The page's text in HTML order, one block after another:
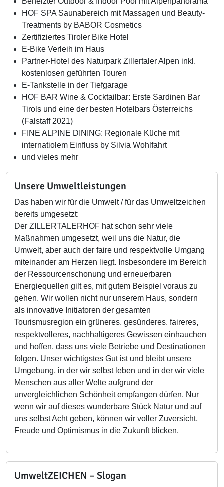
HOF SPA Saunabereich mit Massagen und Beauty-
Treatments by BABOR Cosmetics
Zertifiziertes Tiroler Bike Hotel
E-Bike Verleih im Haus
Partner-Hotel des Naturpark Zillertaler Alpen inkl.
kostenlosen geführten Touren
E-Tankstelle in der Tiefgarage
HOF BAR Wine & Cocktailbar: Erste Sardinen Bar
Tirols und eine der besten Hotelbars Österreichs
(Falstaff 2021)
FINE ALPINE DINING: Regionale Küche mit
internatiolem Einfluss by Silvia Wohlfahrt
und vieles mehr
Unsere Umweltleistungen
Das haben wir für die Umwelt / für das Umweltzeichen
bereits umgesetzt:
Der ZILLERTALERHOF hat schon sehr viele
Maßnahmen umgesetzt, weil uns die Natur, die
Umwelt, aber auch der faire und respektvolle Umgang
miteinander am Herzen liegt. Insbesondere im Bereich
der Ressourcenschonung und erneuerbaren
Energiequellen gilt es, mit gutem Beispiel voraus zu
gehen. Wir wollen nicht nur unserem Haus, sondern
als innovative Initiatoren der gesamten
Tourismusregion ein grüneres, gesünderes, faireres,
respektvolleres, nachhaltigeres Gewissen einhauchen
und hoffen, dass uns viele Betriebe und Destinationen
folgen. Unser wichtigstes Gut ist und bleibt unsere
Umgebung, in der wir selbst leben und in der wir viele
Menschen aus aller Welte aufgrund der
unvergleichlichen Schönheit empfangen dürfen. Nur
wenn wir auf dieses wunderbare Stück Natur und auf
uns selbst Acht geben, können wir voller Zuversicht,
Freude und Optimismus in die Zukunft blicken.
UmweltZEICHEN – Slogan